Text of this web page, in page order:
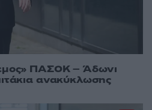
ΠΑΣΟΚ – Άδωνι
ανακύκλωσης